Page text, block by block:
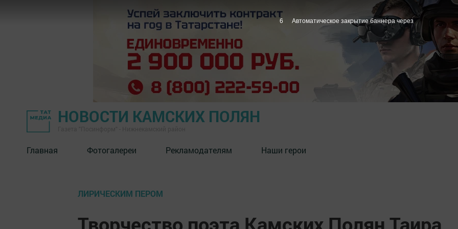
НОВОСТИ КАМСКИХ ПОЛЯН
Главная Фотогалереи Рекламодателям Наши герои
ЛИРИЧЕСКИМ ПЕРОМ
Творчество поэта Камских Полян Таира
5 Автоматическое закрытие баннера через